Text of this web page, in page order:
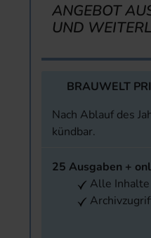
ANGEBOT
UND
BRAUWELT
Nach Ablauf des
kündbar.
25 Ausgaben +
Alle